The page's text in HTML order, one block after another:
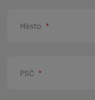
Město *
PSČ *